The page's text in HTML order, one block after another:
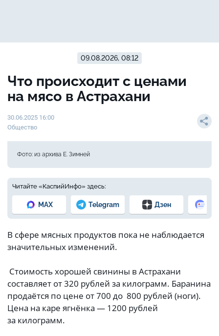
09.08.2026, 08:12
Что происходит с ценами
на мясо в Астрахани
30.06.2025 16:00
Общество
Фото: из архива Е. Зимней
Читайте «КаспийИнфо» здесь:
MAX Telegram Дзен
В сфере мясных продуктов пока не наблюдается
значительных изменений.
Стоимость хорошей свинины в Астрахани
составляет от 320 рублей за килограмм. Баранина
продаётся по цене от 700 до 800 рублей (ноги).
Цена на каре ягнёнка — 1200 рублей
за килограмм.